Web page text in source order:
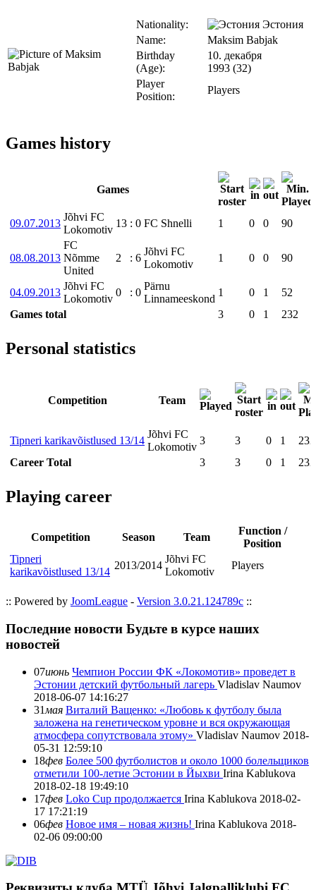
Nationality:
Эстония
Name:
Maksim Babjak
Birthday
(Age):
10. декабря
1993 (32)
Player
Position:
Players
Games history
Games
09.07.2013
Jõhvi FC
Lokomotiv
13 : 0 FC Shnelli 1 0 0 90
08.08.2013
FC
Nõmme
United
2 : 6
Jõhvi FC
Lokomotiv
1 0 0 90
04.09.2013
Jõhvi FC
Lokomotiv
0 : 0
Pärnu
Linnameeskond
1 0 1
52
Games total
3 0 1 232
Personal statistics
Competition Team
Tipneri karikavõistlused 13/14
Jõhvi FC
Lokomotiv
3 3 0 1
232
Career Total
3 3 0 1 232
Playing career
Competition Season Team
Function /
Position
Tipneri
karikavõistlused 13/14
2013/2014
Jõhvi FC
Lokomotiv
Players
:: Powered by JoomLeague - Version 3.0.21.124789c ::
Последние новости Будьте в курсе наших
новостей
07июнь Чемпион России ФК «Локомотив» проведет в
Эстонии детский футбольный лагерь Vladislav Naumov
2018-06-07 14:16:27
31 мая Виталий Ващенко: «Любовь к футболу была
заложена на генетическом уровне и вся окружающая
атмосфера сопутствовала этому» Vladislav Naumov 2018-
05-31 12:59:10
18фев Более 500 футболистов и около 1000 болельщиков
отметили 100-летие Эстонии в Йыхви Irina Kablukova
2018-02-18 19:49:10
17фев Loko Cup продолжается Irina Kablukova 2018-02-
17 17:21:19
06фев Новое имя – новая жизнь! Irina Kablukova 2018-
02-06 09:00:00